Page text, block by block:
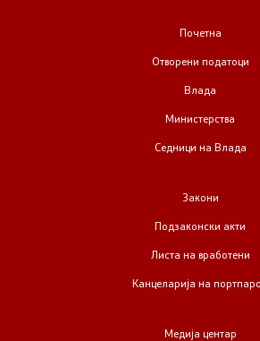
Канцеларија на портпарол
Почетна
Отворени податоци
Влада
Министерства
Седници на Влада
Закони
Подзаконски акти
Листа на вработени
Канцеларија на
Медија центар